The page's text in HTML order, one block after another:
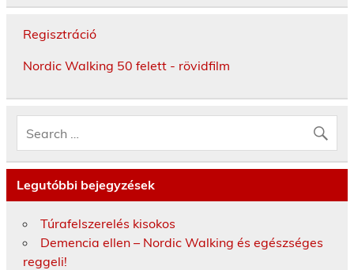
Regisztráció
Nordic Walking 50 felett - rövidfilm
Legutóbbi bejegyzések
Túrafelszerelés kisokos
Demencia ellen – Nordic Walking és egészséges
reggeli!